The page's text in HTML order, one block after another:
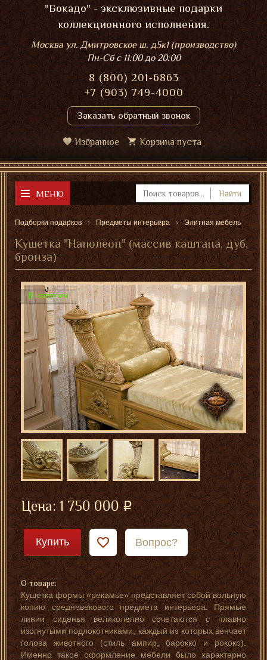
"Бокадо" - эксклюзивные подарки
коллекционного исполнения.
Москва ул. Дмитровское ш. д5к1 (производство)
Пн-Сбс 11:00 до 20:00
8 (800) 201-6863
+7 (903) 749-4000
Заказать обратный звонок
Избранное Корзина пуста
МЕНЮ Найти
Подборки подарков Предметы интерьера Элитная мебель
Кушетка "Наполеон" (массив каштана, дуб,
бронза)
В наличии
Цена:1 750 000
Купить Вопрос?
О товаре:
Кушетка формы «рекамье» представляет собой вольную
копию средневекового предмета интерьера. Прямые
линии сиденья великолепно сочетаются с плавно
изогнутыми подлокотниками, каждый из которых венчает
голова животного (стиль ампир, барокко и рококо).
Именно такое оформление мебели было характерно